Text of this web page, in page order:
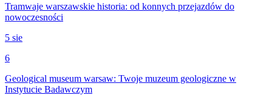
Tramwaje warszawskie historia: od konnych przejazdów do
nowoczesności
5 sie
6
Geological museum warsaw: Twoje muzeum geologiczne w
Instytucie Badawczym